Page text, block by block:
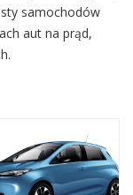
samochodów
aut na prąd,